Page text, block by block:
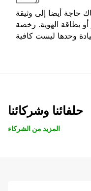
حاجة أيضا إلى وثيقة
بطاقة الهوية. رخصة
حلفائنا وشركائنا
المزيد من الشركاء